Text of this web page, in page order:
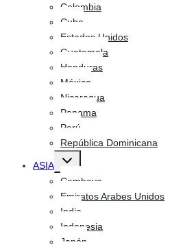
Colombia
Cuba
Estados Unidos
Guatemala
Honduras
México
Nicaragua
Panama
Perú
República Dominicana
ASIA
Alternar
menú
hijo
Camboya
Emiratos Arabes Unidos
India
Indonesia
Japón